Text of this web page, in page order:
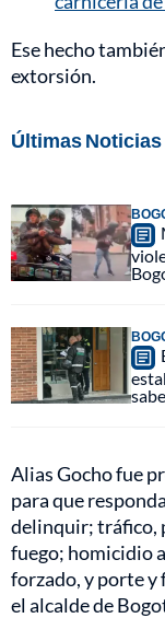
Ese hecho
extorsión.
Últimas Noticias
sabe
Alias Gocho fue
para que
delinquir; tráfico,
fuego; homicidio
forzado, y porte y
el alcalde de